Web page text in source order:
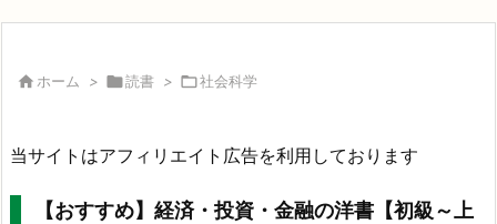
 ホーム > 読書 > 社会科学
当サイトはアフィリエイト広告を利用しております
【おすすめ】経済・投資・金融の洋書【初級～上